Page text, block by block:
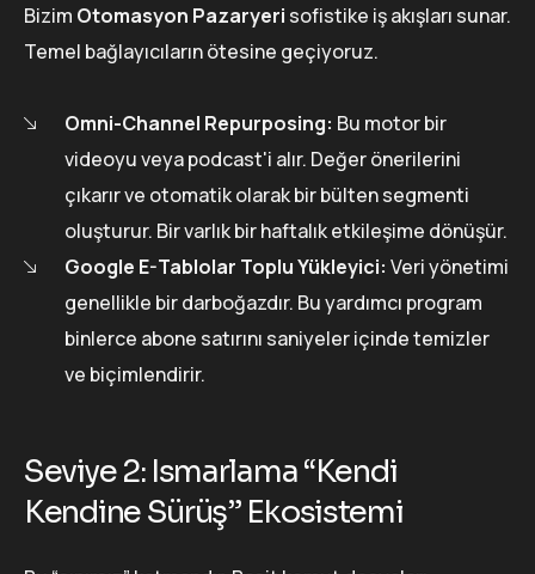
Bizim Otomasyon Pazaryeri sofistike iş akışları sunar.
Temel bağlayıcıların ötesine geçiyoruz.
Omni-Channel Repurposing: Bu motor bir
videoyu veya podcast'i alır. Değer önerilerini
çıkarır ve otomatik olarak bir bülten segmenti
oluşturur. Bir varlık bir haftalık etkileşime dönüşür.
Google E-Tablolar Toplu Yükleyici: Veri yönetimi
genellikle bir darboğazdır. Bu yardımcı program
binlerce abone satırını saniyeler içinde temizler
ve biçimlendirir.
Seviye 2: Ismarlama “Kendi
Kendine Sürüş” Ekosistemi